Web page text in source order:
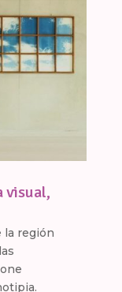
visual,
la región